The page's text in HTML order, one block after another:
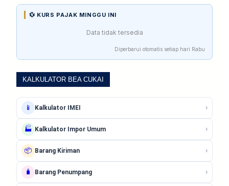
💱 KURS PAJAK MINGGU INI
Data tidak tersedia
Diperbarui otomatis setiap hari Rabu
KALKULATOR BEA CUKAI
📱 Kalkulator IMEI ›
🏭 Kalkulator Impor Umum ›
📦 Barang Kiriman ›
🧳 Barang Penumpang ›